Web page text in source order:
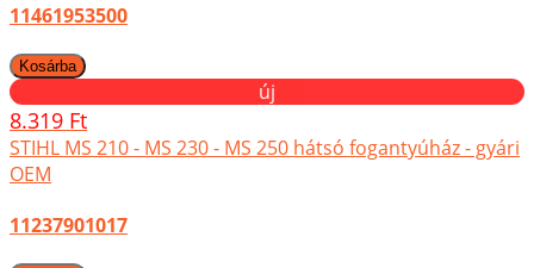
11461953500
új
8.319 Ft
STIHL MS 210 - MS 230 - MS 250 hátsó fogantyúház - gyári
OEM
11237901017